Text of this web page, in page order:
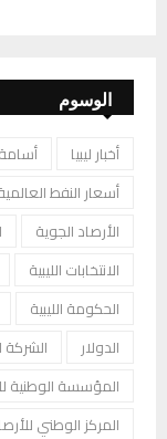
الوسوم
أخبار ليبيا
أسعار النفط
الأرصاد الجوية
الانتخابات الليبية
الحكومة الليبية
الدولار
الشركة
المؤسسة الوطنية
المركز الوطني